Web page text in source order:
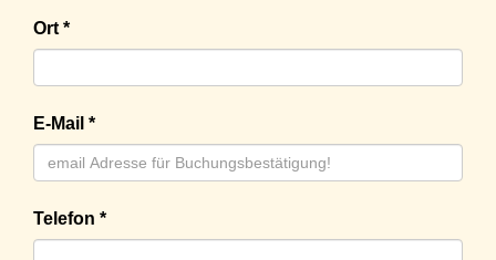
Ort *
E-Mail *
Telefon *